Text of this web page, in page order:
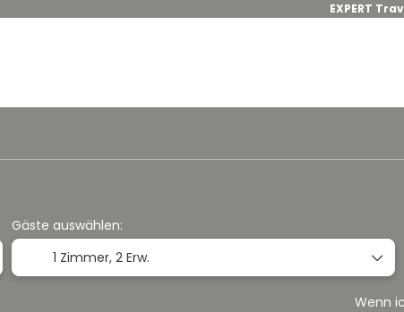
EXPERT
Gäste auswählen:
1 Zimmer, 2 Erw.
Wenn